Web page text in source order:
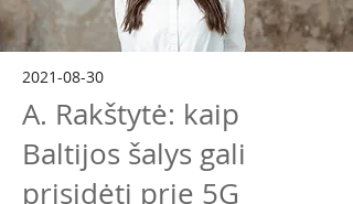
2021-08-30
A. Rakštytė: kaip
Baltijos šalys gali
prisidėti prie 5G